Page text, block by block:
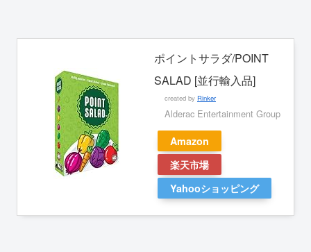
ポイントサラダ/POINT
SALAD [並行輸入品]
created by Rinker
Alderac Entertainment Group
Amazon
楽天市場
Yahooショッピング